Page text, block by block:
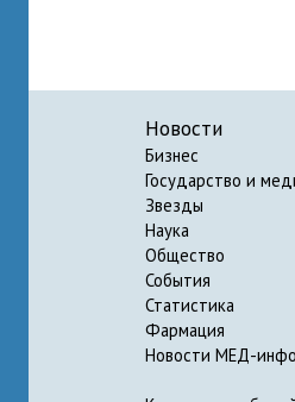
Новости
Бизнес
Государство и
Звезды
Наука
Общество
События
Статистика
Фармация
Новости МЕД-инфо